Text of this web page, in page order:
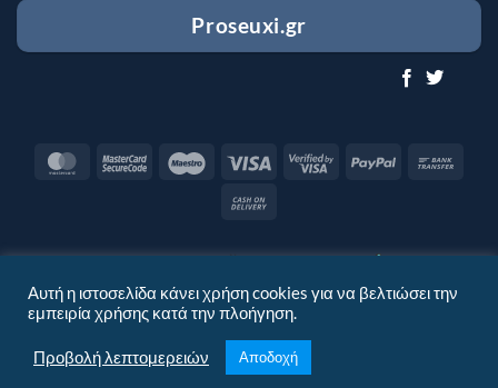
Proseuxi.gr
MasterCardMasterCardMaestro Visa
Visa
PayPal
Delivery
Proseuxi.Shop © 2019-2026
Αυτή η ιστοσελίδα κάνει χρήση cookies για να βελτιώσει την
εμπειρία χρήσης κατά την πλοήγηση.
Προβολή λεπτομερειών Αποδοχή